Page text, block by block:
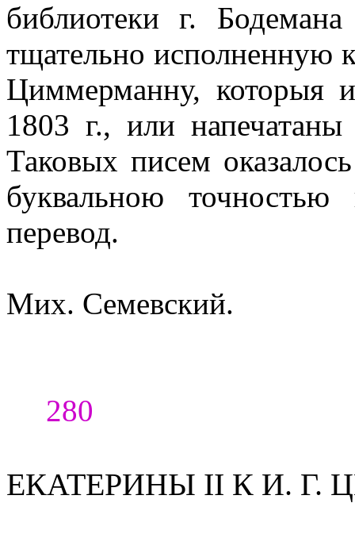
библиотеки г.
тщательно исполненную
Циммерманну, которыя
1803 г., или
Таковых писем
буквальною
перевод.
Мих. Семевский.
280
ЕКАТЕРИНЫ II К И.